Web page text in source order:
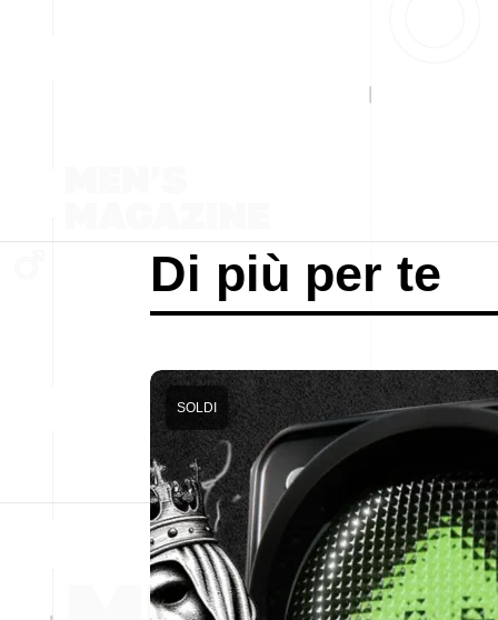
Di più per te
SOLDI